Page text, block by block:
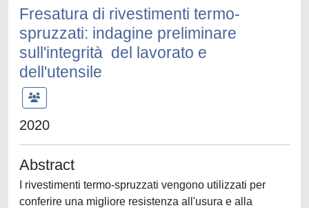
Fresatura di rivestimenti termo-
spruzzati: indagine preliminare
sull'integrità del lavorato e
dell'utensile
2020
Abstract
I rivestimenti termo-spruzzati vengono utilizzati per
conferire una migliore resistenza all'usura e alla